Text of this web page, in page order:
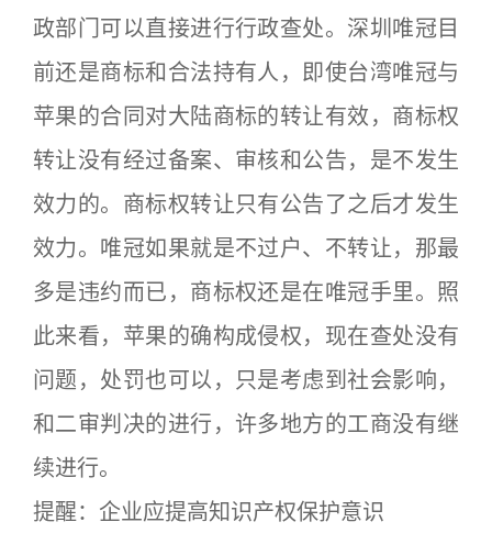
政部门可以直接进行行政查处。深圳唯冠目
前还是商标和合法持有人，即使台湾唯冠与
苹果的合同对大陆商标的转让有效，商标权
转让没有经过备案、审核和公告，是不发生
效力的。商标权转让只有公告了之后才发生
效力。唯冠如果就是不过户、不转让，那最
多是违约而已，商标权还是在唯冠手里。照
此来看，苹果的确构成侵权，现在查处没有
问题，处罚也可以，只是考虑到社会影响，
和二审判决的进行，许多地方的工商没有继
续进行。
提醒：企业应提高知识产权保护意识